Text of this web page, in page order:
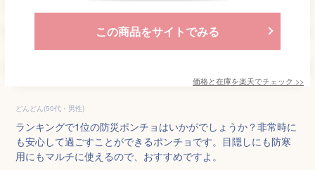
この商品をサイトでみる
価格と在庫を楽天でチェック >>
どんどん(50代・男性)
ランキングで1位の防災ポンチョはいかがでしょうか？非常時に
も安心して過ごすことができるポンチョです。目隠しにも防寒
用にもマルチに使えるので、おすすめですよ。